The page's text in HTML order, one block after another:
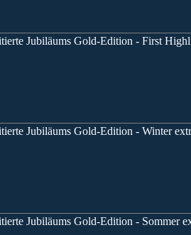
Jubiläums Gold-Edition - First
Jubiläums Gold-Edition - Winter
Jubiläums Gold-Edition - Sommer